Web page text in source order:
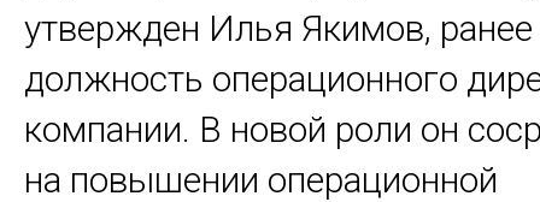
утвержден Илья Якимов,
должность операционного
компании. В новой роли он
на повышении операционной